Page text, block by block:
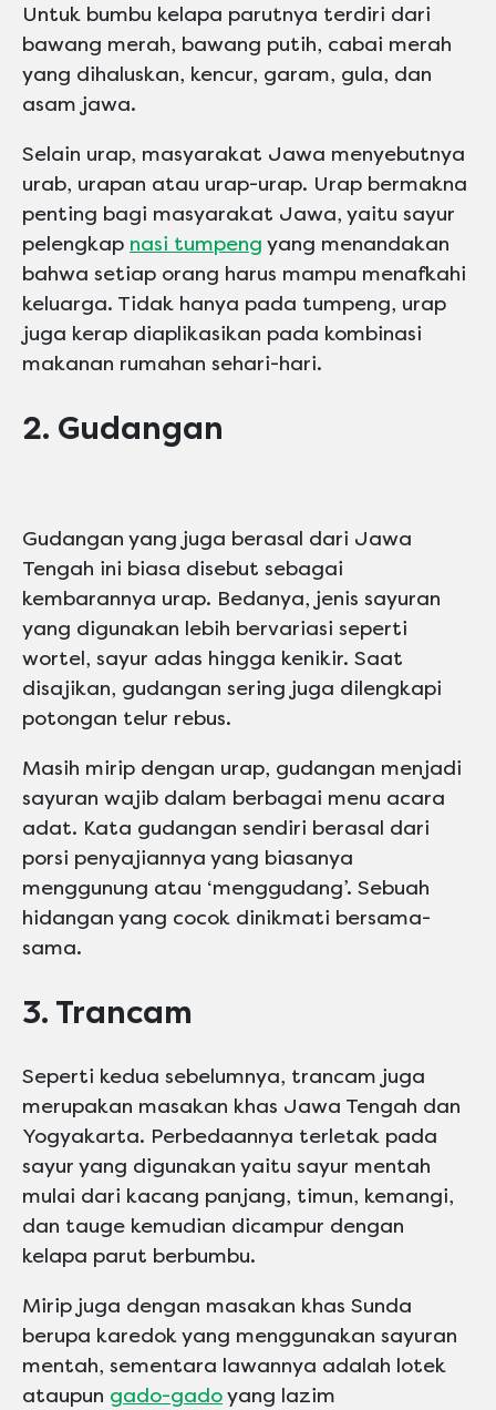
Untuk bumbu kelapa parutnya terdiri dari
bawang merah, bawang putih, cabai merah
yang dihaluskan, kencur, garam, gula, dan
asam jawa.
Selain urap, masyarakat Jawa menyebutnya
urab, urapan atau urap-urap. Urap bermakna
penting bagi masyarakat Jawa, yaitu sayur
pelengkap nasi tumpeng yang menandakan
bahwa setiap orang harus mampu menafkahi
keluarga. Tidak hanya pada tumpeng, urap
juga kerap diaplikasikan pada kombinasi
makanan rumahan sehari-hari.
2. Gudangan
Gudangan yang juga berasal dari Jawa
Tengah ini biasa disebut sebagai
kembarannya urap. Bedanya, jenis sayuran
yang digunakan lebih bervariasi seperti
wortel, sayur adas hingga kenikir. Saat
disajikan, gudangan sering juga dilengkapi
potongan telur rebus.
Masih mirip dengan urap, gudangan menjadi
sayuran wajib dalam berbagai menu acara
adat. Kata gudangan sendiri berasal dari
porsi penyajiannya yang biasanya
menggunung atau ‘menggudang’. Sebuah
hidangan yang cocok dinikmati bersama-
sama.
3. Trancam
Seperti kedua sebelumnya, trancam juga
merupakan masakan khas Jawa Tengah dan
Yogyakarta. Perbedaannya terletak pada
sayur yang digunakan yaitu sayur mentah
mulai dari kacang panjang, timun, kemangi,
dan tauge kemudian dicampur dengan
kelapa parut berbumbu.
Mirip juga dengan masakan khas Sunda
berupa karedok yang menggunakan sayuran
mentah, sementara lawannya adalah lotek
ataupun gado-gadoyang lazim